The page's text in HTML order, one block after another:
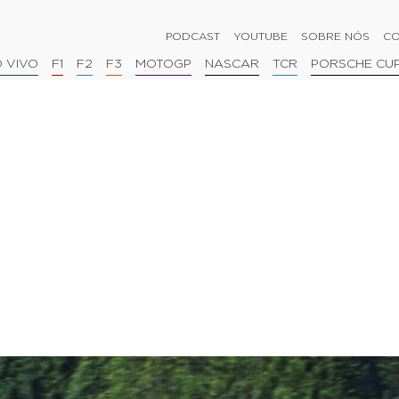
PODCAST YOUTUBE SOBRE NÓS
VIVO F1 F2 F3 MOTOGP NASCAR TCR PORSCHE